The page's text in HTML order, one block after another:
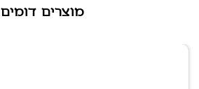
מוצרים דומים